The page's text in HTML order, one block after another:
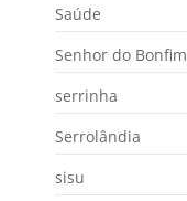
Saúde
Senhor do Bonfim
serrinha
Serrolândia
sisu